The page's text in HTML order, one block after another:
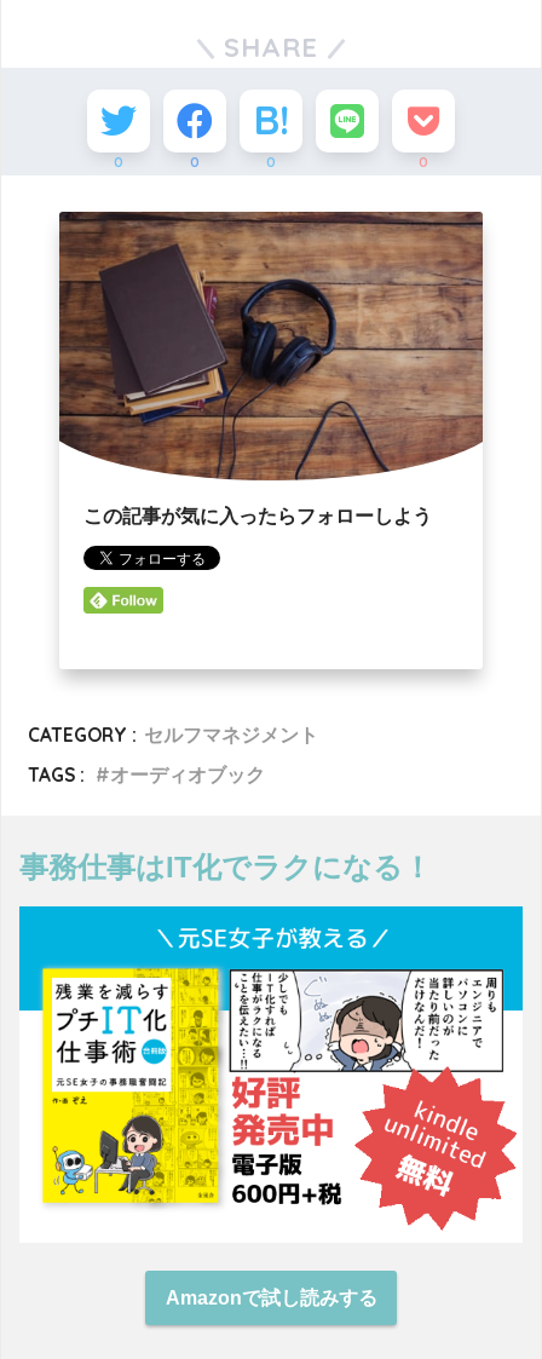
SHARE
0 0 0 0
この記事が気に入ったらフォローしよう
CATEGORY : セルフマネジメント
TAGS :
オーディオブック
事務仕事はIT化でラクになる！
Amazonで試し読みする